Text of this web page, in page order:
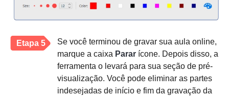
Etapa 5
Se você terminou de gravar sua aula online,
marque a caixa Parar ícone. Depois disso, a
ferramenta o levará para sua seção de pré-
visualização. Você pode eliminar as partes
indesejadas de início e fim da gravação da